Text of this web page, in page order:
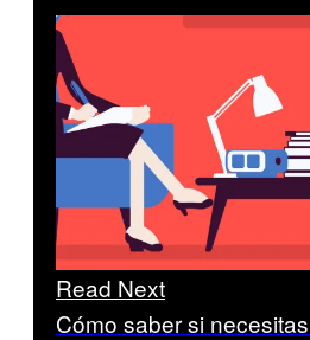
Read Next
Cómo saber si